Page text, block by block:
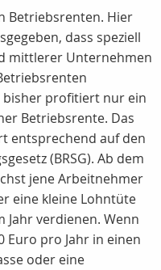
Betriebsrenten. Hier
dass speziell
mittlerer Unternehmen
profitiert nur ein
Betriebsrente. Das
entsprechend auf den
(BRSG). Ab dem
jene Arbeitnehmer
eine kleine Lohntüte
Jahr verdienen. Wenn
Euro pro Jahr in einen
oder eine